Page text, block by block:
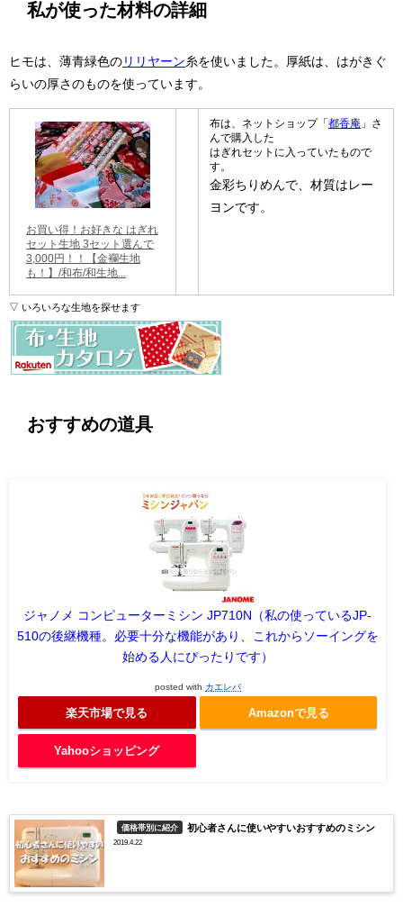
私が使った材料の詳細
ヒモは、薄青緑色の リリヤーン糸を使いました。厚紙は、はがきぐ
らいの厚さのものを使っています。
お買い得！お好きな はぎれ
セット生地 3セット選んで
3,000円！！【金襴生地
も！】/和布/和生地...
布は、ネットショップ「 都香庵 」さ
んで購入した
はぎれセットに入っていたもので
す。
金彩ちりめんで、材質はレー
ヨンです。
▽ いろいろな生地を探せます
おすすめの道具
ジャノメ コンピューターミシン JP710N（私の使っているJP-
510の後継機種。必要十分な機能があり、これからソーイングを
始める人にぴったりです）
posted with カエレバ
楽天市場で見る Amazonで見る
Yahooショッピング
価格帯別に紹介 初心者さんに使いやすいおすすめのミシン
2019.4.22